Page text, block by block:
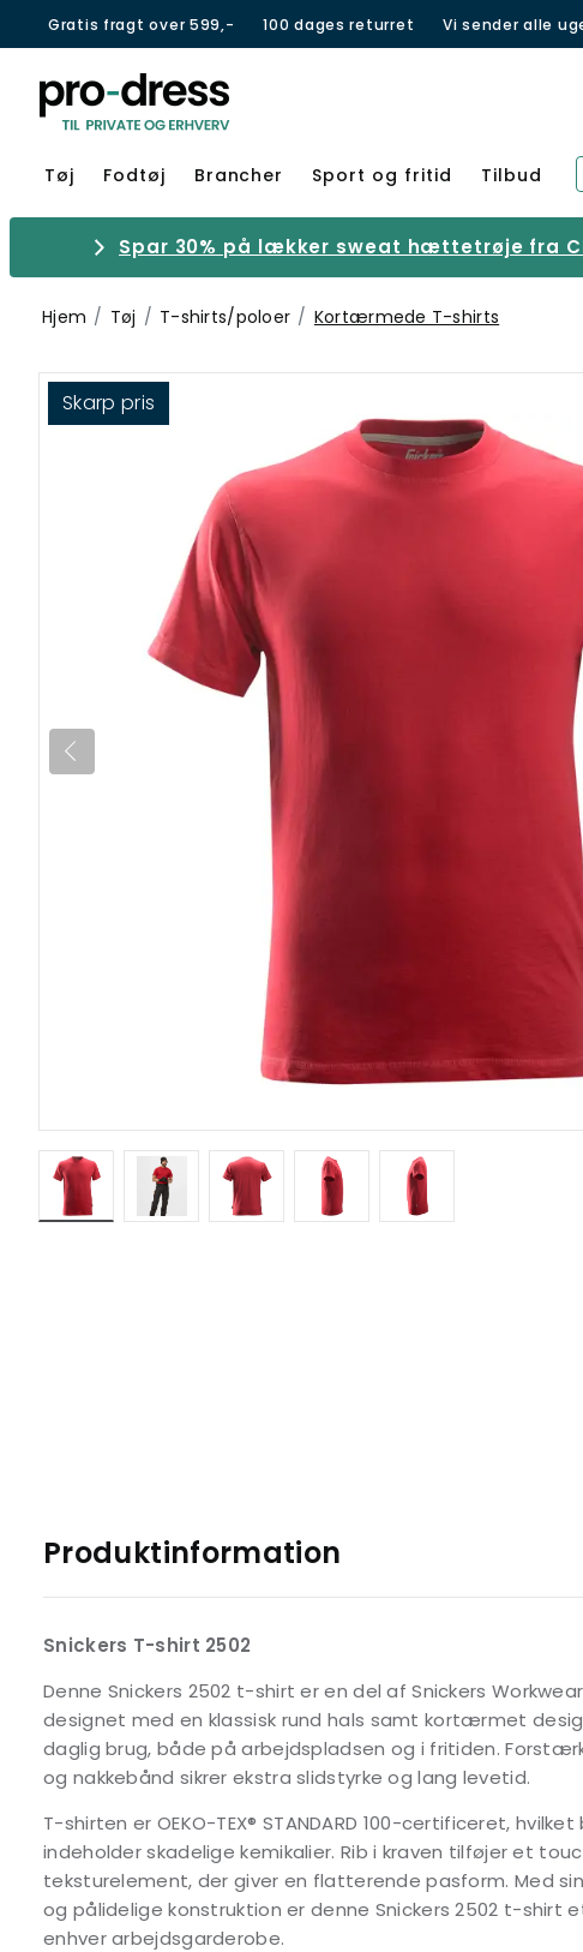
Gratis fragt over 599,- 100 dages returret Vi sender alle
Tøj Fodtøj Brancher Sport og fritid Tilbud
Spar 30% på lækker sweat hættetrøje fra
Hjem Tøj T-shirts/poloer Kortærmede T-shirts
Skarp pris
Produktinformation
Snickers T-shirt 2502
Denne Snickers 2502 t-shirt er en del af Snickers
designet med en klassisk rund hals samt kortærmet
daglig brug, både på arbejdspladsen og i fritiden.
og nakkebånd sikrer ekstra slidstyrke og lang levetid.
T-shirten er OEKO-TEX® STANDARD 100-certificeret,
indeholder skadelige kemikalier. Rib i kraven tilføjer et
teksturelement, der giver en flatterende pasform. Med
og pålidelige konstruktion er denne Snickers 2502 t-shirt
enhver arbejdsgarderobe.